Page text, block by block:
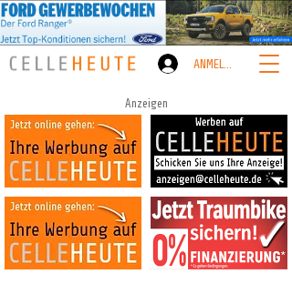
ANMELDEN
Anzeigen